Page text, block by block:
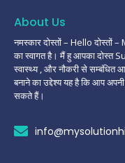
About Us
नमस्कार दोस्तों – Hello
का स्वागत है। मैं हु आपका दोस्त
स्वास्थ्य , और नौकरी से सम्बंधित
बनाने का उद्देश्य यह है कि आप
सकते हैं।